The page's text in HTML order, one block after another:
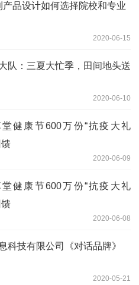
品设计如何选择院校和专业
2020-06-15
队：三夏大忙季，田间地头送
2020-06-10
堂健康节600万份“抗疫大礼
2020-06-09
堂健康节600万份“抗疫大礼
2020-06-08
科技有限公司《对话品牌》
2020-05-21